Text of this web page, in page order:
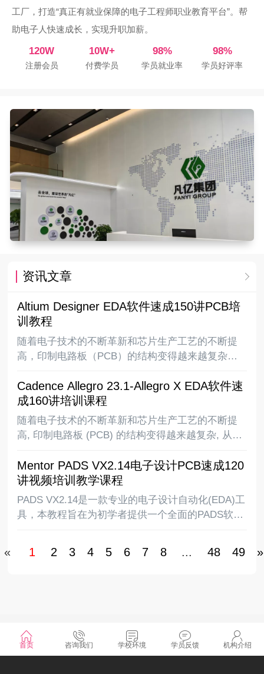
工厂，打造“真正有就业保障的电子工程师职业教育平台”。帮
助电子人快速成长，实现升职加薪。
120W
注册会员
10W+
付费学员
98%
学员就业率
98%
学员好评率
资讯文章
Altium Designer EDA软件速成150讲PCB培
训教程
随着电子技术的不断革新和芯片生产工艺的不断提
高，印制电路板（PCB）的结构变得越来越复杂，
板，电路板上的布线密度越来越高，同时随着
DSP、ARM、FPGA、DDR等高速逻辑元件的应
用，PCB
Cadence Allegro 23.1-Allegro X EDA软件速
成160讲培训课程
随着电子技术的不断革新和芯片生产工艺的不断提
高, 印制电路板 (PCB) 的结构变得越来越复杂, 从最
板上的布线密度越来越高,同时随着DSP、ARM、
FPGA、DDR等高速逻辑元件的应用, P
Mentor PADS VX2.14电子设计PCB速成120
讲视频培训教学课程
PADS VX2.14是一款专业的电子设计自动化(EDA)工
具，本教程旨在为初学者提供一个全面的PADS软件
本教程所介绍的内容，你将会对PADS软件
« 1 2 3 4 5 6 7 8 ... 48 49 »
©2025 湖南凡亿智邦电子科技有限公司 版权所有
首页 咨询我们 学校环境 学员反馈 机构介绍